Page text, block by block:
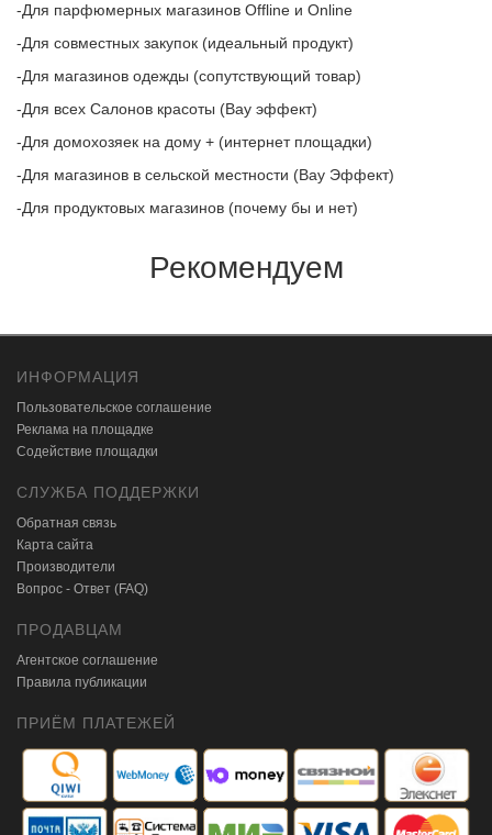
-Для парфюмерных магазинов Offline и Online
-Для совместных закупок (идеальный продукт)
-Для магазинов одежды (сопутствующий товар)
-Для всех Салонов красоты (Вау эффект)
-Для домохозяек на дому + (интернет площадки)
-Для магазинов в сельской местности (Вау Эффект)
-Для продуктовых магазинов (почему бы и нет)
Рекомендуем
ИНФОРМАЦИЯ
Пользовательское соглашение
Реклама на площадке
Содействие площадки
СЛУЖБА ПОДДЕРЖКИ
Обратная связь
Карта сайта
Производители
Вопрос - Ответ (FAQ)
ПРОДАВЦАМ
Агентское соглашение
Правила публикации
ПРИЁМ ПЛАТЕЖЕЙ